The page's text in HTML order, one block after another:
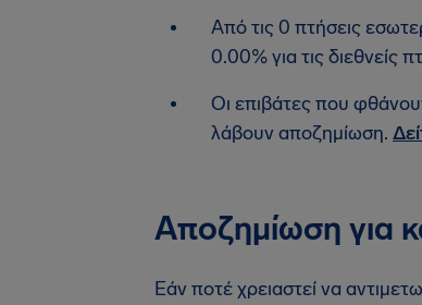
Από τις 0 πτήσεις
0.00% για τις διεθνείς
Οι επιβάτες που
λάβουν αποζημίωση.
Αποζημίωση για
Εάν ποτέ χρειαστεί να